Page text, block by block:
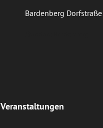
Bardenberg
Veranstaltungen